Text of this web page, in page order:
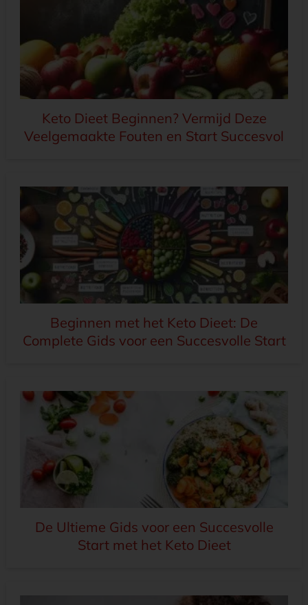
Keto Dieet Beginnen? Vermijd Deze
Veelgemaakte Fouten en Start Succesvol
Beginnen met het Keto Dieet: De
Complete Gids voor een Succesvolle Start
De Ultieme Gids voor een Succesvolle
Start met het Keto Dieet